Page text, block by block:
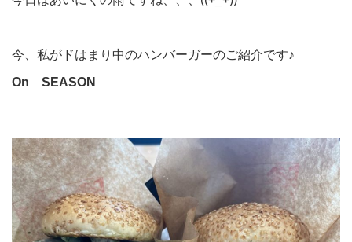
今、私がドはまり中のハンバーガーのご紹介です♪
On SEASON